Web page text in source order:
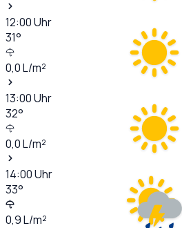
12:00Uhr
31°
0,0L/m²
13:00Uhr
32°
0,0L/m²
14:00Uhr
33°
0,9L/m²